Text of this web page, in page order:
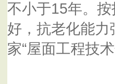
不小于15年。
好，抗老化能
家“屋面工程技